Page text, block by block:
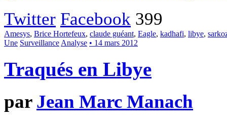
Twitter Facebook 399
Amesys, Brice Hortefeux, claude guéant, Eagle, kadhafi, libye,
Une Surveillance Analyse • 14 mars 2012
Traqués en Libye
par Jean Marc Manach